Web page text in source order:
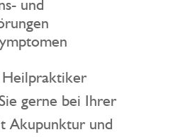
und
gerne bei Ihrer
Akupunktur und